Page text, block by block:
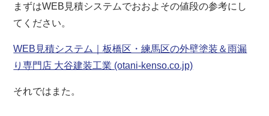
まずはWEB見積システムでおおよその値段の参考にし
てください。
WEB見積システム｜板橋区・練馬区の外壁塗装＆雨漏
り専門店 大谷建装工業 (otani-kenso.co.jp)
それではまた。